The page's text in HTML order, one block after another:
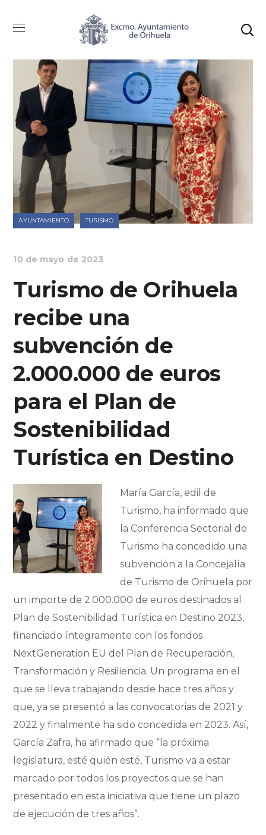
AYUNTAMIENTO TURISMO
10 de mayo de 2023
Turismo de Orihuela
recibe una
subvención de
2.000.000 de euros
para el Plan de
Sostenibilidad
Turística en Destino
María García, edil de
Turismo, ha informado que
la Conferencia Sectorial de
Turismo ha concedido una
subvención a la Concejalía
de Turismo de Orihuela por
un importe de 2.000.000 de euros destinados al
Plan de Sostenibilidad Turística en Destino 2023,
financiado íntegramente con los fondos
NextGeneration EU del Plan de Recuperación,
Transformación y Resiliencia. Un programa en el
que se lleva trabajando desde hace tres años y
que, ya se presentó a las convocatorias de 2021 y
2022 y finalmente ha sido concedida en 2023. Así,
García Zafra, ha afirmado que “la próxima
legislatura, esté quién esté, Turismo va a estar
marcado por todos los proyectos que se han
presentado en esta iniciativa que tiene un plazo
de ejecución de tres años”.